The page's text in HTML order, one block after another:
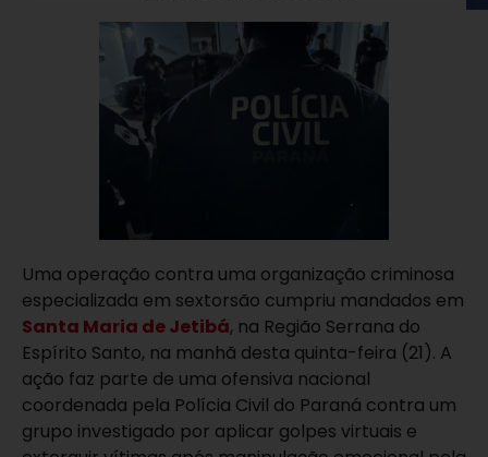
Uma operação contra uma organização criminosa
especializada em sextorsão cumpriu mandados em
Santa Maria de Jetibá, na Região Serrana do
Espírito Santo, na manhã desta quinta-feira (21). A
ação faz parte de uma ofensiva nacional
coordenada pela Polícia Civil do Paraná contra um
grupo investigado por aplicar golpes virtuais e